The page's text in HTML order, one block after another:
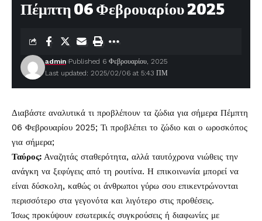
Πέμπτη 06 Φεβρουαρίου 2025
Last updated: 2025/02/06 at 5:43 ΠΜ
admin Published 6 Φεβρουαρίου, 2025
Διαβάστε αναλυτικά τι προβλέπουν τα ζώδια για σήμερα Πέμπτη
06 Φεβρουαρίου 2025; Τι προβλέπει το ζώδιο και ο ωροσκόπος
για σήμερα;
Ταύρος: Αναζητάς σταθερότητα, αλλά ταυτόχρονα νιώθεις την
ανάγκη να ξεφύγεις από τη ρουτίνα. Η επικοινωνία μπορεί να
είναι δύσκολη, καθώς οι άνθρωποι γύρω σου επικεντρώνονται
περισσότερο στα γεγονότα και λιγότερο στις προθέσεις.
Ίσως προκύψουν εσωτερικές συγκρούσεις ή διαφωνίες με